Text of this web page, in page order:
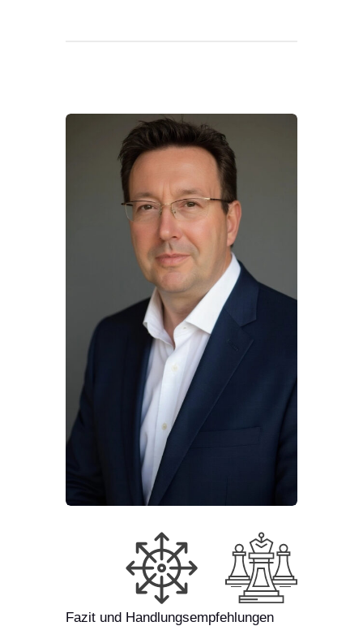
Fazit und Handlungsempfehlungen